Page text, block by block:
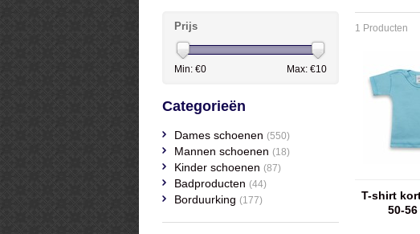
1 Producten
T-shirt
50-
Prijs
Min: €0 Max: €10
Categorieën
Dames schoenen (550)
Mannen schoenen (18)
Kinder schoenen (87)
Badproducten (44)
Borduurking (177)